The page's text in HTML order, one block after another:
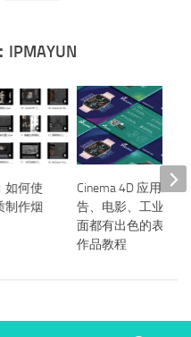
如何使
制作烟
Cinema 4D 应用广
告、电影、工业设
面都有出色的表现
作品教程